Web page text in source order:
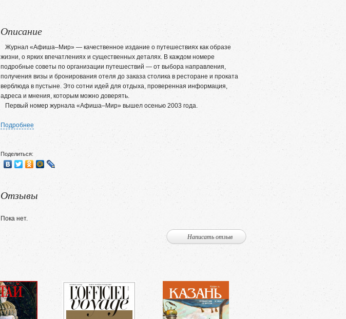
Описание
Журнал «Афиша–Мир» — качественное издание о путешествиях как образе
жизни, о ярких впечатлениях и существенных деталях. В каждом номере
подробные советы по организации путешествий — от выбора направления,
получения визы и бронирования отеля до заказа столика в ресторане и проката
верблюда в пустыне. Это сотни идей для отдыха, проверенная информация,
адреса и мнения, которым можно доверять.
Первый номер журнала «Афиша–Мир» вышел осенью 2003 года.
Подробнее
Поделиться:
Отзывы
Пока нет.
Написать отзыв